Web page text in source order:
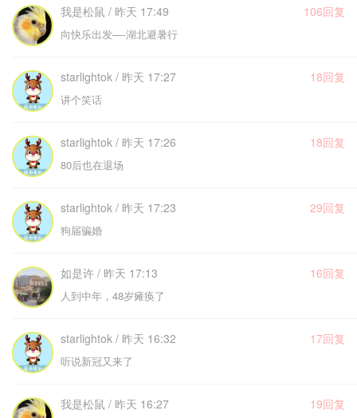
我是松鼠 / 昨天 17:49 106回复
向快乐出发—-湖北避暑行
starlightok / 昨天 17:27 18回复
讲个笑话
starlightok / 昨天 17:26 18回复
80后也在退场
starlightok / 昨天 17:23 29回复
狗届骗婚
如是许 / 昨天 17:13 16回复
人到中年，48岁瘫痪了
starlightok / 昨天 16:32 17回复
听说新冠又来了
我是松鼠 / 昨天 16:27 19回复